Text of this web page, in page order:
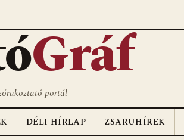
Gráf
portál
DÉLI HÍRLAP ZSARUHÍREK